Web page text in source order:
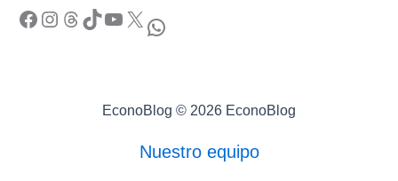
Facebook Instagram Threads TikTok YouTube X WhatsApp
EconoBlog © 2026 EconoBlog
Nuestro equipo